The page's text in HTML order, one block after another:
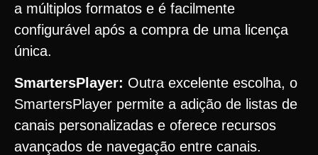
a múltiplos formatos e é facilmente
configurável após a compra de uma licença
única.
SmartersPlayer: Outra excelente escolha, o
SmartersPlayer permite a adição de listas de
canais personalizadas e oferece recursos
avançados de navegação entre canais.